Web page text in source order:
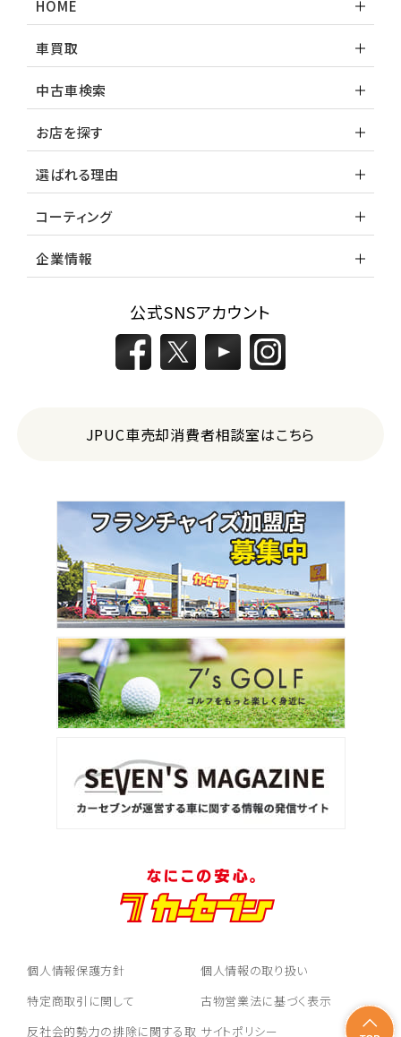
HOME
車買取
中古車検索
お店を探す
選ばれる理由
コーティング
企業情報
公式SNSアカウント
JPUC車売却消費者相談室はこちら
個人情報保護方針
個人情報の取り扱い
特定商取引に関して
古物営業法に基づく表示
反社会的勢力の排除に関する取 サイトポリシー